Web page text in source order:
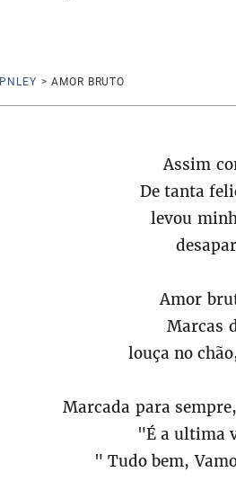
PNLEY > AMOR BRUTO
Assim
De tanta
levou
Amor
Marcas
louça no
Marcada para
"É a ultima
" Tudo bem,